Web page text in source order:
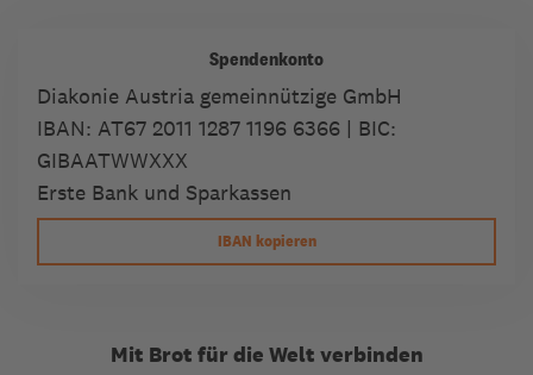
Spendenkonto
Diakonie Austria gemeinnützige GmbH
IBAN: AT67 2011 1287 1196 6366 | BIC:
GIBAATWWXXX
Erste Bank und Sparkassen
IBAN kopieren
Mit Brot für die Welt verbinden